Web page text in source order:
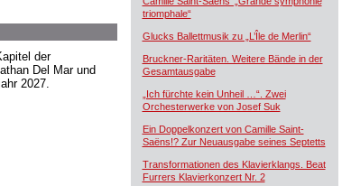
der
Del Mar und
2027.
triomphale“
Glucks Ballettmusik zu „L’Île de Merlin“
Bruckner-Raritäten. Weitere Bände in der
Gesamtausgabe
„Ich fürchte kein Unheil …“. Zwei
Orchesterwerke von Josef Suk
Ein Doppelkonzert von Camille Saint-
Saëns!? Zur Neuausgabe seines Septetts
Transformationen des Klavierklangs. Beat
Furrers Klavierkonzert Nr. 2